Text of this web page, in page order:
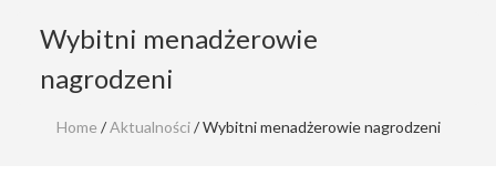
Wybitni menadżerowie
nagrodzeni
Home /Aktualności/ Wybitni menadżerowie nagrodzeni